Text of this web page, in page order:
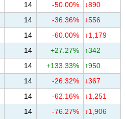
14 -50.00%
↓890
14 -36.36%
↓556
14 -60.00%
↓1,179
14 +27.27%
↑342
14 +133.33%
↑950
14 -26.32%
↓367
14 -62.16%
↓1,251
14 -76.27%
↓1,906